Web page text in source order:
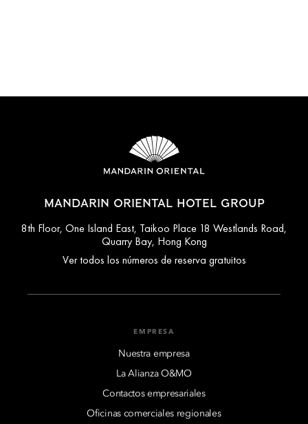
MANDARIN ORIENTAL HOTEL GROUP
8th Floor, One Island East, Taikoo Place 18 Westlands Road,
Quarry Bay, Hong Kong
Ver todos los números de reserva gratuitos
EMPRESA
Nuestra empresa
La Alianza O&MO
Contactos empresariales
Oficinas comerciales regionales